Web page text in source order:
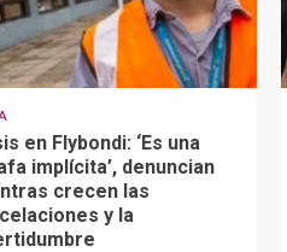
en Flybondi: ‘Es una
implícita’, denuncian
crecen las
y la